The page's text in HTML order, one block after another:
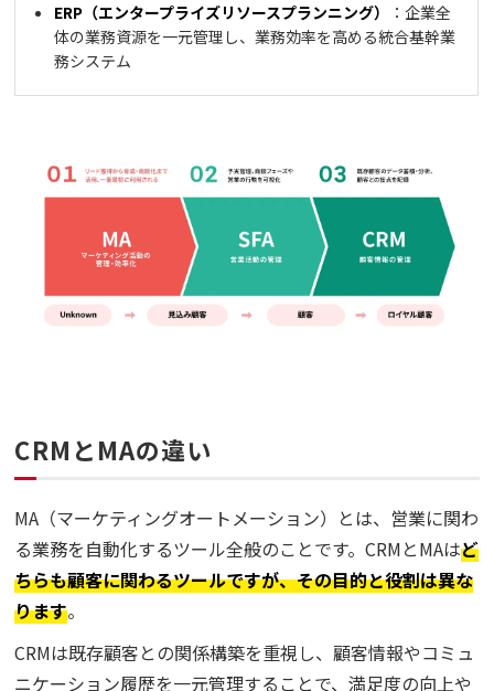
ERP（エンタープライズリソースプランニング）
：企業全
体の業務資源を一元管理し、業務効率を高める統合基幹業
務システム
CRMとMAの違い
MA（マーケティングオートメーション）とは、営業に関わ
る業務を自動化するツール全般のことです。CRMとMAはど
ちらも顧客に関わるツールですが、その目的と役割は異な
ります。
CRMは既存顧客との関係構築を重視し、顧客情報やコミュ
ニケーション履歴を一元管理することで、満足度の向上や